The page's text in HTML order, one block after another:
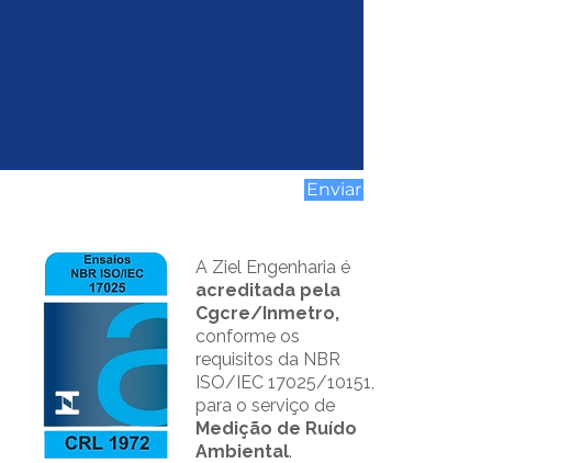
Enviar
A Ziel Engenharia é
acreditada pela
Cgcre/Inmetro,
conforme os
requisitos da NBR
ISO/IEC 17025/10151,
para o serviço de
Medição de Ruído
Ambiental.